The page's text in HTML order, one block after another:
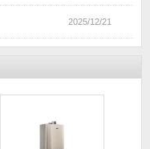
2025/12/21